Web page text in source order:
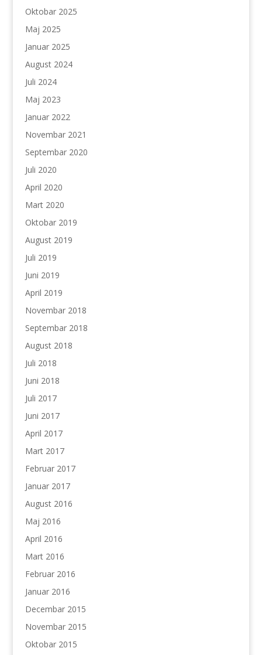
Oktobar 2025
Maj 2025
Januar 2025
August 2024
Juli 2024
Maj 2023
Januar 2022
Novembar 2021
Septembar 2020
Juli 2020
April 2020
Mart 2020
Oktobar 2019
August 2019
Juli 2019
Juni 2019
April 2019
Novembar 2018
Septembar 2018
August 2018
Juli 2018
Juni 2018
Juli 2017
Juni 2017
April 2017
Mart 2017
Februar 2017
Januar 2017
August 2016
Maj 2016
April 2016
Mart 2016
Februar 2016
Januar 2016
Decembar 2015
Novembar 2015
Oktobar 2015